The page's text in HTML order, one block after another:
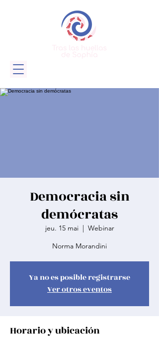
Democracia sin
demócratas
jeu. 15 mai
  |
Webinar
Norma Morandini
Ya no es posible registrarse
Ver otros eventos
Horario y ubicación